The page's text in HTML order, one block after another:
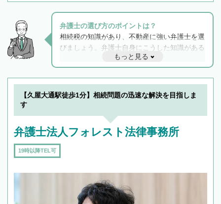
弁護士の選び方のポイントは？
相続税の知識があり、不動産に強い弁護士を選
びましょう。弁護士自身にこうした知識がある
と他士業との連携もスムーズに進み、トラブル
解決のみならず相続をトータルで任せることが
できます。また、相続は感情がからむ分野なの
でフィーリングも重要です。実際に電話や面談
もっと見る
【久屋大通駅徒歩1分】相続問題の迅速な解決を目指しま
す
弁護士法人フォレスト法律事務所
19時以降TEL可